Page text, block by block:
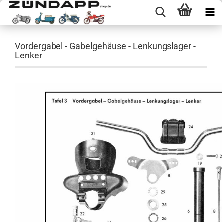
Vordergabel - Gabelgehäuse - Lenkungslager -
Lenker